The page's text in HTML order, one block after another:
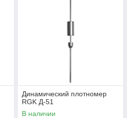
Динамический плотномер
RGK Д-51
В наличии